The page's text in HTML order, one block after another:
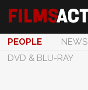
PEOPLE NEWS
DVD & BLU-RAY